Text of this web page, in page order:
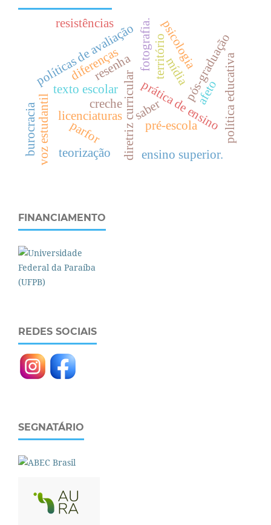
resenha território
diretriz curricularprática de ensino
texto escolar
políticas de avaliação pós-graduação
saber política educativa
mídia
licenciaturas
parfor
voz estudantil pré-escola
creche
psicologia
ensino superior.
fotografia.
teorização
diferenças
afeto
resistências
burocracia
FINANCIAMENTO
REDES SOCIAIS
SEGNATÁRIO